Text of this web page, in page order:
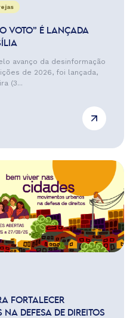
VOTO” É LANÇADA
avanço da desinformação
de 2026, foi lançada,
(3...
FORTALECER
DEFESA DE DIREITOS